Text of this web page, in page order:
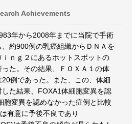
Achievements
年から2008年までに当院で手術
約900例の乳癌組織からＤＮＡを
ｎｇ２にあるホットスポットの
た。その結果、ＦＯＸＡ１の体
例であった。また、この、体細
た結果、FOXA1体細胞変異を認
胞変異を認めなかった症例と比較
有意に予後不良であり